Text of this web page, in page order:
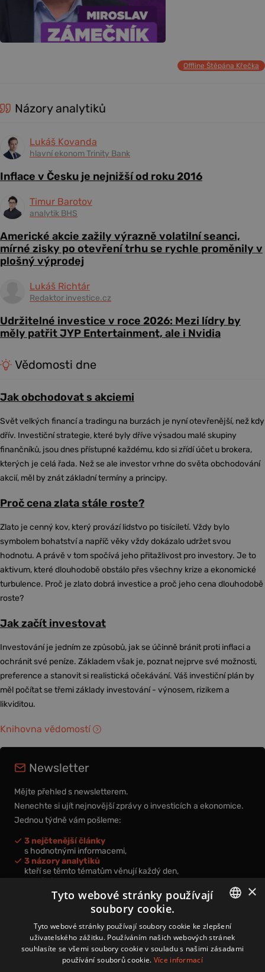
Offline Štěpána Křečka
Názory analytiků
Lukáš Kovanda
hlavní ekonom Trinity Bank
Inflace v Česku je nejnižší od roku 2016
Timur Barotov
analytik BHS
Americké akcie zažily výrazně volatilní seanci,
mírné zisky po otevření trhu se rychle proměnily v
plošný výprodej
Lukáš Richtár
Redaktor investice.cz
Udržitelné investice v roce 2026: Mezi lídry by
měly patřit JYP Entertainment, ale i Nvidia
Vědomosti dne
Jak obchodovat s akciemi
Svět velkých financí a tradingu na burzách je nyní otevřenější, než kdy
dřív. Investiční strategie, které byly dříve výsadou malé skupiny
finančníků, jsou dnes přístupné každému, kdo si zřídí účet u brokera,
kterých je celá řada. Než se ale investor vrhne do světa obchodování
akcií, měl by znát základní termíny a principy.
Proč cena zlata stále roste?
Zlato je cenný kov, který provází lidstvo po tisíciletí. Vždy bylo
symbolem bohatství a napříč věky vždy dokázalo udržet svou
hodnotu. A právě v tom spočívá jeho přitažlivost pro investory. Je to
aktivum, které dlouhodobě obstálo přes všechny krize a ekonomické
turbulence. Proč je zlato dobrá investice a proč jeho cena dlouhodobě
roste?
Jak začít investovat
Investování je jedním ze způsobů, jak se účinně bránit proti inflaci a
ochránit své peníze. Základem však je, poznat nejprve své možnosti,
preference a stanovit si realistická očekávání. Váš investiční plán by
měl počítat se třemi základy investování - výnosem, rizikem a
likviditou.
Knihovna vědomostí
Newsletter
Mějte přehled s newsletterem.
Nenechte si ujít nejnovější zprávy o investicích a ekonomice.
Jednou týdně vám pošleme:
3 nejčtenější články
s hodnotnými informacemi,
3 názory analytiků
kteří se těmto tématům věnují každý den,
nová videa a podcasty
k prohloubení vašich znalostí.
Přihlášením k newsletteru vyjadřujete svůj souhlas spodmínkami
zpracování osobních údajů.
CZECH
×
Tyto webové stránky používají
soubory cookie.
Tyto webové stránky používají soubory cookie ke zlepšení
uživatelského zážitku. Používáním našich webových stránek
souhlasíte se všemi soubory cookie v souladu s našimi zásadami
používání souborů cookie. Více informací